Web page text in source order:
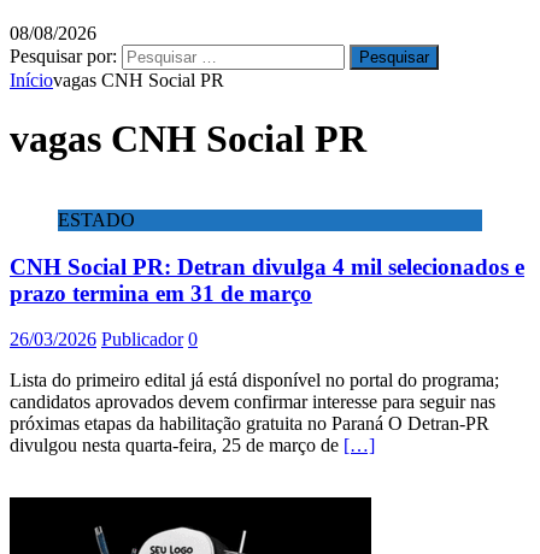
08/08/2026
Pesquisar por:
Iníciovagas CNH Social PR
vagas CNH Social PR
ESTADO
CNH Social PR: Detran divulga 4 mil selecionados e
prazo termina em 31 de março
26/03/2026 Publicador 0
Lista do primeiro edital já está disponível no portal do programa;
candidatos aprovados devem confirmar interesse para seguir nas
próximas etapas da habilitação gratuita no Paraná O Detran-PR
divulgou nesta quarta-feira, 25 de março de […]